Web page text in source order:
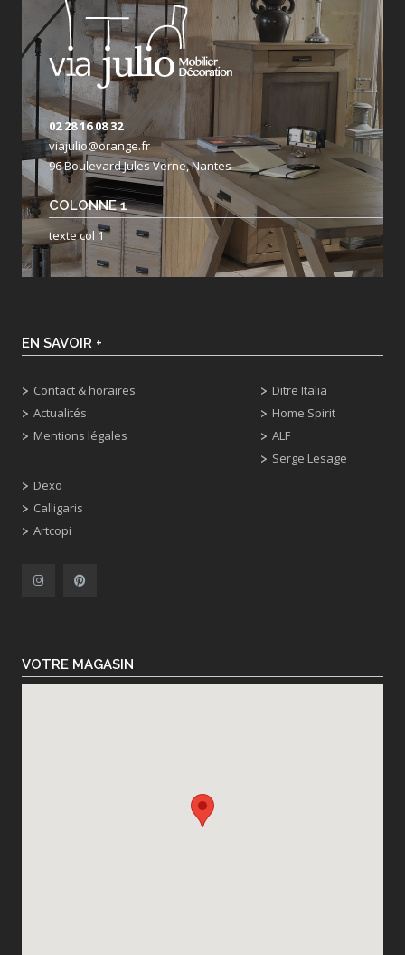
02 28 16 08 32
viajulio@orange.fr
96 Boulevard Jules Verne, Nantes
COLONNE 1
texte col 1
EN SAVOIR +
Contact & horaires
Actualités
Mentions légales
Dexo
Calligaris
Artcopi
Ditre Italia
Home Spirit
ALF
Serge Lesage
VOTRE MAGASIN